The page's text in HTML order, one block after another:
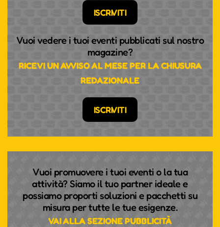
ISCRIVITI
Vuoi vedere i tuoi eventi pubblicati sul nostro
magazine?
RICEVI UN AVVISO AL MESE PER LA CHIUSURA
REDAZIONALE
ISCRIVITI
Vuoi promuovere i tuoi eventi o la tua
attività? Siamo il tuo partner ideale e
possiamo proporti soluzioni e pacchetti su
misura per tutte le tue esigenze.
VAI ALLA SEZIONE PUBBLICITÀ